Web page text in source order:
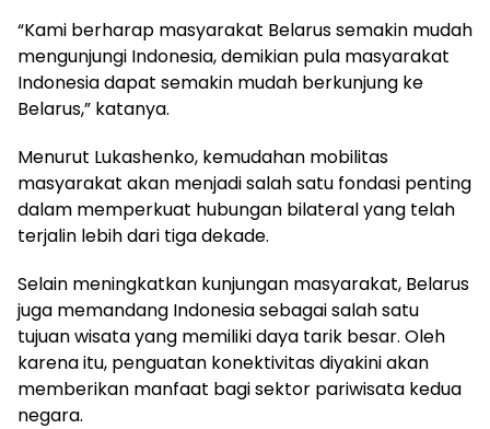
“Kami berharap masyarakat Belarus semakin mudah
mengunjungi Indonesia, demikian pula masyarakat
Indonesia dapat semakin mudah berkunjung ke
Belarus,” katanya.
Menurut Lukashenko, kemudahan mobilitas
masyarakat akan menjadi salah satu fondasi penting
dalam memperkuat hubungan bilateral yang telah
terjalin lebih dari tiga dekade.
Selain meningkatkan kunjungan masyarakat, Belarus
juga memandang Indonesia sebagai salah satu
tujuan wisata yang memiliki daya tarik besar. Oleh
karena itu, penguatan konektivitas diyakini akan
memberikan manfaat bagi sektor pariwisata kedua
negara.